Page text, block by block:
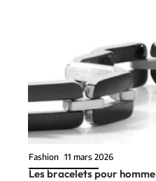
Fashion 11 mars 2026
Les bracelets pour homme